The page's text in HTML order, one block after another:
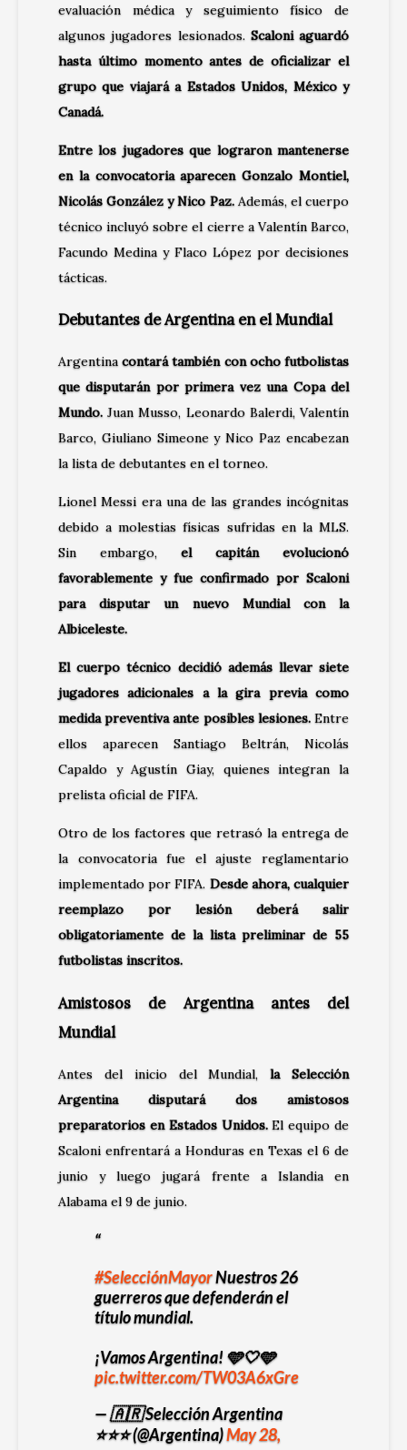
evaluación médica y seguimiento físico de
algunos jugadores lesionados. Scaloni aguardó
hasta último momento antes de oficializar el
grupo que viajará a Estados Unidos, México y
Canadá.
Entre los jugadores que lograron mantenerse
en la convocatoria aparecen Gonzalo Montiel,
Nicolás González y Nico Paz.Además, el cuerpo
técnico incluyó sobre el cierre a Valentín Barco,
Facundo Medina y Flaco López por decisiones
tácticas.
Debutantes de Argentina en el Mundial
Argentinacontará también con ocho futbolistas
que disputarán por primera vez una Copa del
Mundo. Juan Musso, Leonardo Balerdi, Valentín
Barco, Giuliano Simeone y Nico Paz encabezan
la lista de debutantes en el torneo.
Lionel Messi era una de las grandes incógnitas
debido a molestias físicas sufridas en la MLS.
Sin embargo, el capitán evolucionó
favorablemente y fue confirmado por Scaloni
para disputar un nuevo Mundial con la
Albiceleste.
El cuerpo técnico decidió además llevar siete
jugadores adicionales a la gira previa como
medida preventiva ante posibles lesiones.Entre
ellos aparecen Santiago Beltrán, Nicolás
Capaldo y Agustín Giay, quienes integran la
prelista oficial de FIFA.
Otro de los factores que retrasó la entrega de
la convocatoria fue el ajuste reglamentario
implementado por FIFA. Desde ahora, cualquier
reemplazo por lesión deberá salir
obligatoriamente de la lista preliminar de 55
futbolistas inscritos.
Amistosos de Argentina antes del
Mundial
Antes del inicio del Mundial,la Selección
Argentina disputará dos amistosos
preparatorios en Estados Unidos.El equipo de
Scaloni enfrentará a Honduras en Texas el 6 de
junio y luego jugará frente a Islandia en
Alabama el 9 de junio.
#SelecciónMayorNuestros 26
guerreros que defenderán el
título mundial.
¡Vamos Argentina! 🩵🤍🩵
pic.twitter.com/TW03A6xGre
— 🇦🇷 Selección Argentina
⭐⭐⭐ (@Argentina)May 28,